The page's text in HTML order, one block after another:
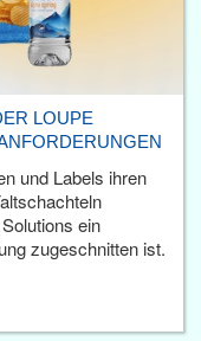
LOUPE
und Labels ihren
ein
zugeschnitten ist.